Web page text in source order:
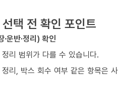
택 전 확인 포인트
운반·정리) 확인
리 범위가 다를 수 있습니다.
리, 박스 회수 여부 같은 항목은